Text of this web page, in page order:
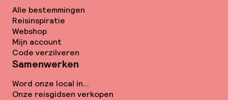
Alle bestemmingen
Reisinspiratie
Webshop
Mijn account
Code verzilveren
Samenwerken
Word onze local in...
Onze reisgidsen verkopen